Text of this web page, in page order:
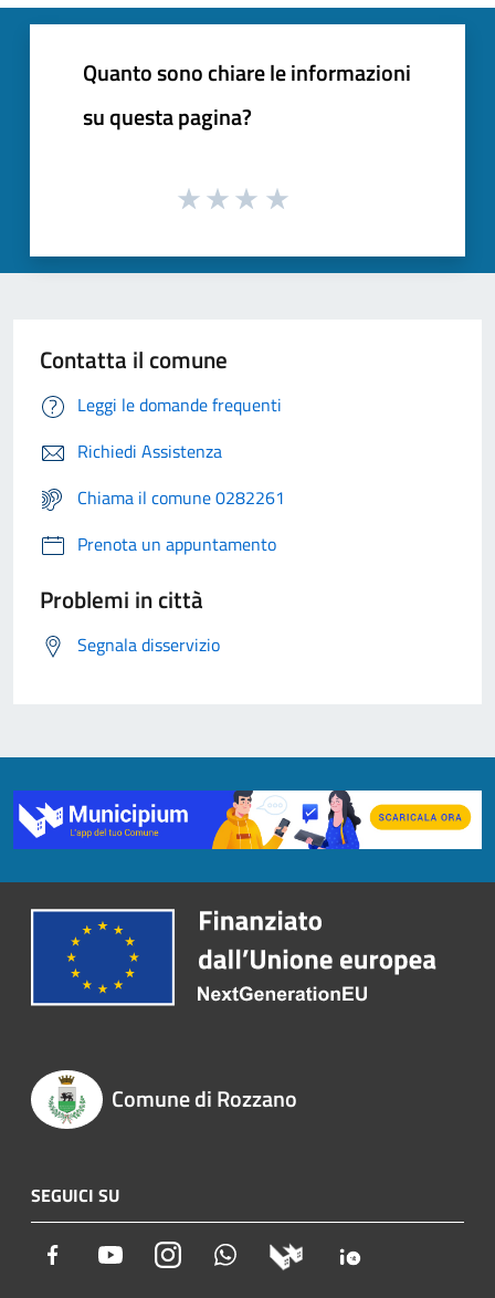
Quanto sono chiare le informazioni
su questa pagina?
Contatta il comune
Leggi le domande frequenti
Richiedi Assistenza
Chiama il comune 0282261
Prenota un appuntamento
Problemi in città
Segnala disservizio
Comune di Rozzano
SEGUICI SU
Facebook YoutubeInstagram Whatsapp